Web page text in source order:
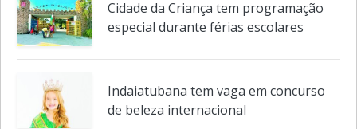
Cidade da Criança tem programação
especial durante férias escolares
Indaiatubana tem vaga em concurso
de beleza internacional